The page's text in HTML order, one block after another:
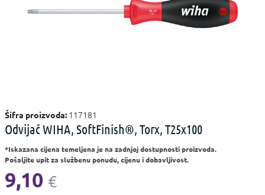
Šifra proizvoda: 117181
Odvijač WIHA, SoftFinish®, Torx, T25x100
*Iskazana cijena temeljena je na zadnjoj dostupnosti proizvoda.
Pošaljite upit za službenu ponudu, cijenu i dobavljivost.
9,10 €